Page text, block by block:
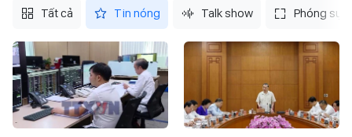
Tất cả Tin nóng Talk show Phóng sự